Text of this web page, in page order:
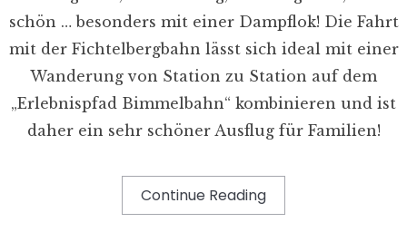
schön … besonders mit einer Dampflok! Die Fahrt
mit der Fichtelbergbahn lässt sich ideal mit einer
Wanderung von Station zu Station auf dem
„Erlebnispfad Bimmelbahn“ kombinieren und ist
daher ein sehr schöner Ausflug für Familien!
Continue Reading